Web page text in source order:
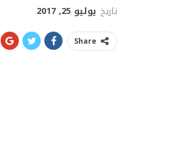
تاريخ يوليو 25, 2017
Share